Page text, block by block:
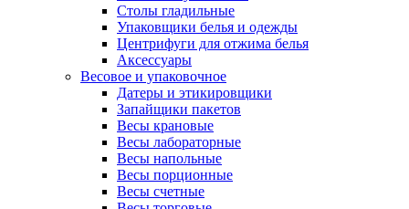
Столы гладильные
Упаковщики белья и одежды
Центрифуги для отжима белья
Аксессуары
Весовое и упаковочное
Датеры и этикировщики
Запайщики пакетов
Весы крановые
Весы лабораторные
Весы напольные
Весы порционные
Весы счетные